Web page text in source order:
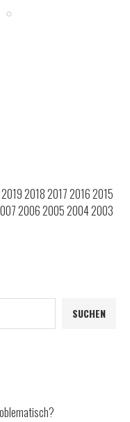
20192018201720162015
2006200520042003
SUCHEN